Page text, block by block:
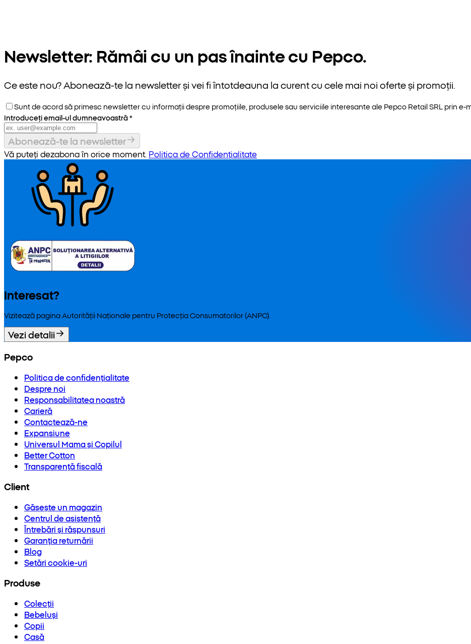
Newsletter: Rămâi cu un pas înainte cu Pepco.
Ce este nou? Abonează-te la newsletter și vei fi întotdeauna la curent cu cele mai noi oferte și promoții.
Sunt de acord să primesc newsletter cu informații despre promoțiile, produsele sau serviciile interesante ale Pepco Retail SRL prin e-
Introduceți email-ul dumneavoastră*
Abonează-te la newsletter
Vă puteți dezabona în orice moment. Politica de Confidențialitate
Interesat?
Vizitează pagina Autorității Naționale pentru Protecția Consumatorilor (ANPC).
Vezi detalii
Pepco
Politica de confidențialitate
Despre noi
Responsabilitatea noastră
Carieră
Contactează-ne
Expansiune
Universul Mama și Copilul
Better Cotton
Transparență fiscală
Client
Găsește un magazin
Centrul de asistență
Întrebări și răspunsuri
Garanția returnării
Blog
Setări cookie-uri
Produse
Colecții
Bebeluși
Copii
Casă